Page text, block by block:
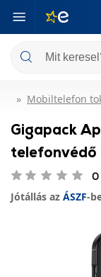
Mobiltelefon
Gigapack
telefonvédő
0
Jótállás az ÁSZF-